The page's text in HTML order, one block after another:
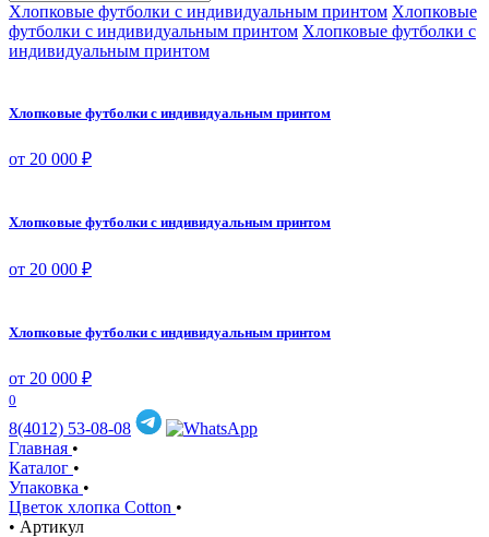
Хлопковые футболки с индивидуальным принтом Хлопковые
футболки с индивидуальным принтом Хлопковые футболки с
индивидуальным принтом
Хлопковые футболки с индивидуальным принтом
от 20 000 ₽
Хлопковые футболки с индивидуальным принтом
от 20 000 ₽
Хлопковые футболки с индивидуальным принтом
от 20 000 ₽
0
8(4012) 53-08-08
Главная •
Каталог •
Упаковка •
Цветок хлопка Cotton •
• Артикул